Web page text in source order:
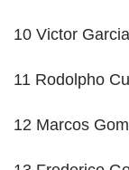
10 Victor
11 Rodolpho
12 Marcos